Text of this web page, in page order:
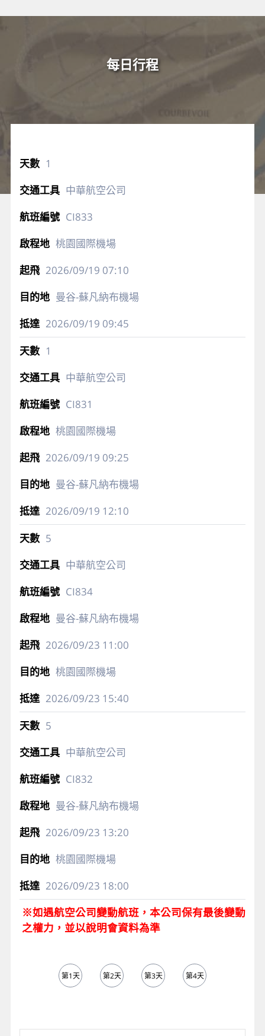
每日行程
1
中華航空公司
CI833
桃園國際機場
2026/09/19 07:10
曼谷-蘇凡納布機場
2026/09/19 09:45
1
中華航空公司
CI831
桃園國際機場
2026/09/19 09:25
曼谷-蘇凡納布機場
2026/09/19 12:10
5
中華航空公司
CI834
曼谷-蘇凡納布機場
2026/09/23 11:00
桃園國際機場
2026/09/23 15:40
5
中華航空公司
CI832
曼谷-蘇凡納布機場
2026/09/23 13:20
桃園國際機場
2026/09/23 18:00
※如遇航空公司變動航班，本公司保有最後變動
之權力，並以說明會資料為準
第1天 第2天 第3天 第4天